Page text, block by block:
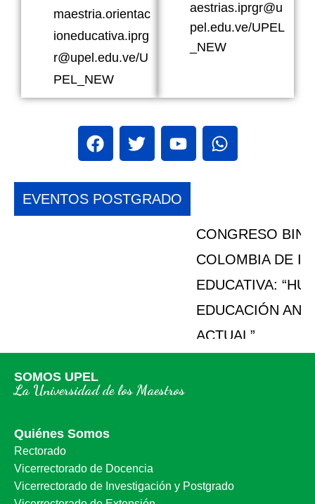
maestria.orientac
ioneducativa.iprg
r@upel.edu.ve/U
PEL_NEW
aestrias.iprgr@u
pel.edu.ve/UPEL
_NEW
EVENTOS POSTGRADO
CONGRESO BINACIONAL VENEZUELA Y
COLOMBIA DE INVESTIGACIÓN
EDUCATIVA: “HUMANIDADES Y
EDUCACIÓN ANTE LA SOCIEDAD
SOMOS UPEL
Quiénes Somos
Rectorado
Vicerrectorado de Docencia
Vicerrectorado de Investigación y Postgrado